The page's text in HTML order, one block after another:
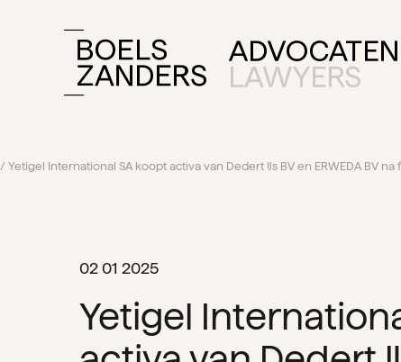
/ Yetigel International SA koopt activa van Dedert IJs BV en ERWEDA BV na
02 01 2025
Yetigel